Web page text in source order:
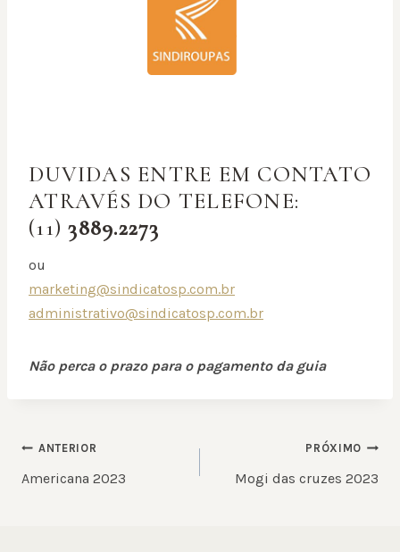
DUVIDAS ENTRE EM CONTATO
ATRAVÉS DO TELEFONE:
(11) 3889.2273
ou
marketing@sindicatosp.com.br
administrativo@sindicatosp.com.br
Não perca o prazo para o pagamento da guia
NAVEGAÇÃO
DE
ANTERIOR
Americana 2023
PRÓXIMO
Mogi das cruzes 2023